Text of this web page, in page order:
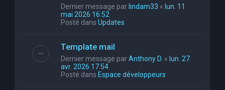
Dernier message parlindam33 « lun. 11
mai 2026 16:52
Posté dans Updates
Template mail
Dernier message parAnthony D. « lun. 27
avr. 2026 17:54
Posté dans Espace développeurs